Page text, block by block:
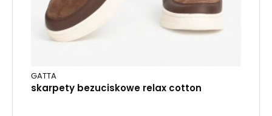
GATTA
skarpety bezuciskowe relax cotton